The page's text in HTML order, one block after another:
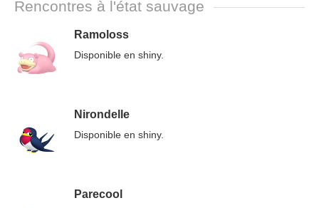
Rencontres à l'état sauvage
Ramoloss
Disponible en shiny.
Nirondelle
Disponible en shiny.
Parecool